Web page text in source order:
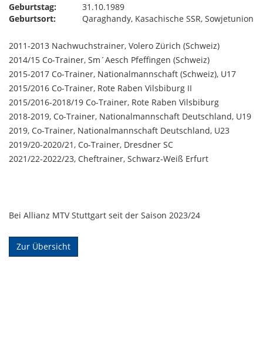
Geburtstag:
31.10.1989
Geburtsort:
Qaraghandy, Kasachische SSR, Sowjetunion
2011-2013 Nachwuchstrainer, Volero Zürich (Schweiz)
2014/15 Co-Trainer, Sm´Aesch Pfeffingen (Schweiz)
2015-2017 Co-Trainer, Nationalmannschaft (Schweiz), U17
2015/2016 Co-Trainer, Rote Raben Vilsbiburg II
2015/2016-2018/19 Co-Trainer, Rote Raben Vilsbiburg
2018-2019, Co-Trainer, Nationalmannschaft Deutschland, U19
2019, Co-Trainer, Nationalmannschaft Deutschland, U23
2019/20-2020/21, Co-Trainer, Dresdner SC
2021/22-2022/23, Cheftrainer, Schwarz-Weiß Erfurt
Bei Allianz MTV Stuttgart seit der Saison 2023/24
Zur Übersicht